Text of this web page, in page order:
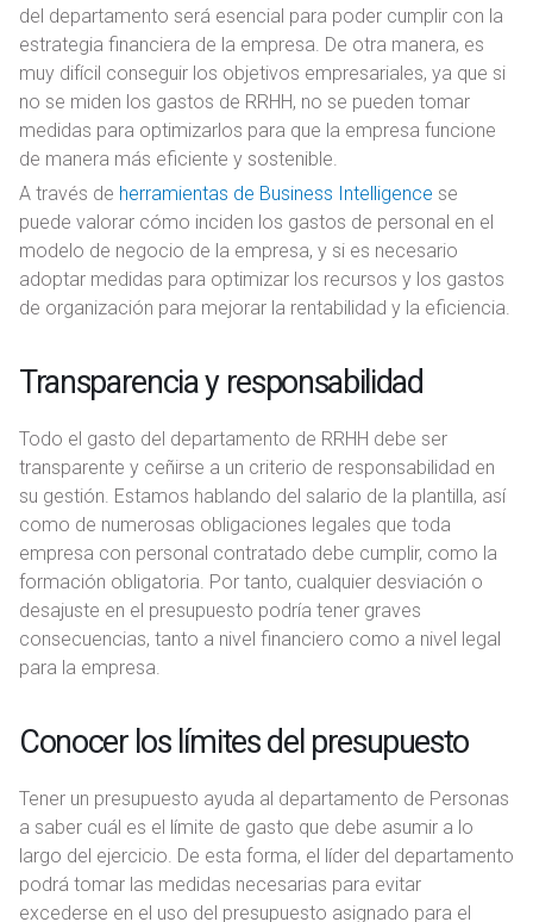
del departamento será esencial para poder cumplir con la
estrategia financiera de la empresa. De otra manera, es
muy difícil conseguir los objetivos empresariales, ya que si
no se miden los gastos de RRHH, no se pueden tomar
medidas para optimizarlos para que la empresa funcione
de manera más eficiente y sostenible.
A través de herramientas de Business Intelligence se
puede valorar cómo inciden los gastos de personal en el
modelo de negocio de la empresa, y si es necesario
adoptar medidas para optimizar los recursos y los gastos
de organización para mejorar la rentabilidad y la eficiencia.
Transparencia y responsabilidad
Todo el gasto del departamento de RRHH debe ser
transparente y ceñirse a un criterio de responsabilidad en
su gestión. Estamos hablando del salario de la plantilla, así
como de numerosas obligaciones legales que toda
empresa con personal contratado debe cumplir, como la
formación obligatoria. Por tanto, cualquier desviación o
desajuste en el presupuesto podría tener graves
consecuencias, tanto a nivel financiero como a nivel legal
para la empresa.
Conocer los límites del presupuesto
Tener un presupuesto ayuda al departamento de Personas
a saber cuál es el límite de gasto que debe asumir a lo
largo del ejercicio. De esta forma, el líder del departamento
podrá tomar las medidas necesarias para evitar
excederse en el uso del presupuesto asignado para el